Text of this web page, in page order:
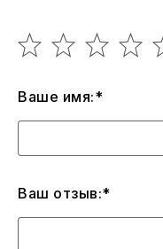
Ваше имя:*
Ваш отзыв:*